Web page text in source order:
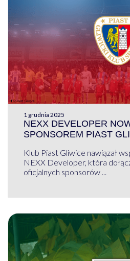
1 grudnia 2025
NEXX DEVELOPER
SPONSOREM PIAST
Klub Piast Gliwice nawiązał
NEXX Developer, która
oficjalnych sponsorów ...